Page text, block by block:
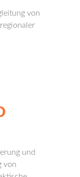
von
und
von